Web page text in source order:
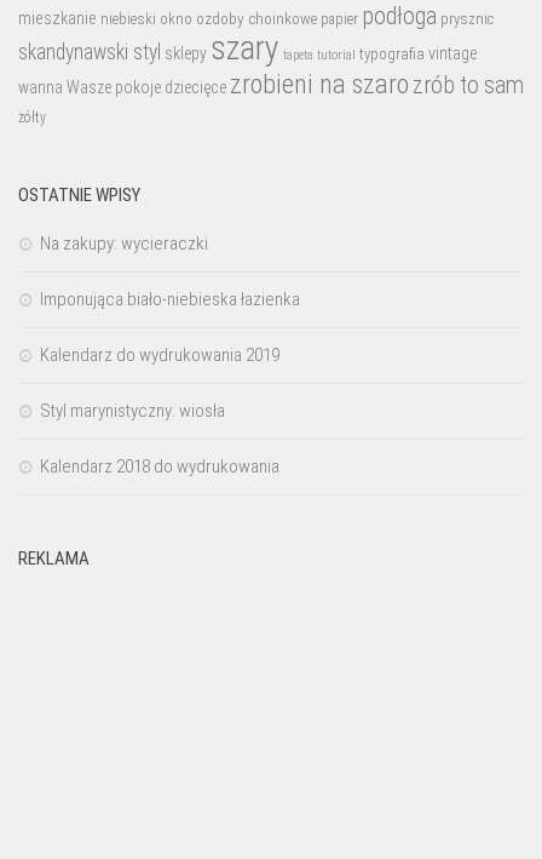
mieszkanie niebieski okno ozdoby choinkowe papier podłoga prysznic
skandynawski styl sklepy szary tapeta tutorial typografia vintage
wanna Wasze pokoje dziecięce zrobieni na szaro zrób to sam
żółty
OSTATNIE WPISY
Na zakupy: wycieraczki
Imponująca biało-niebieska łazienka
Kalendarz do wydrukowania 2019
Styl marynistyczny: wiosła
Kalendarz 2018 do wydrukowania
REKLAMA